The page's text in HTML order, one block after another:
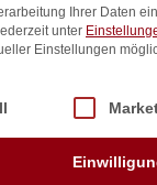
Ihrer Daten
unter
Einstellungen
Service-